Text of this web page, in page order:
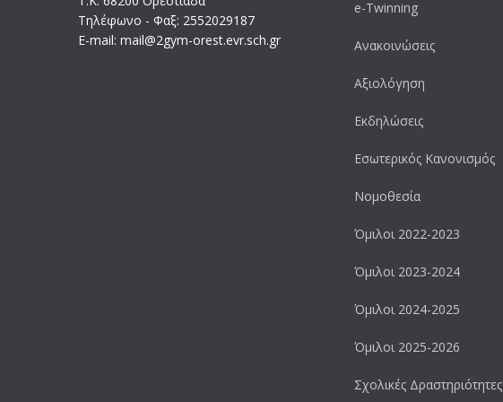
Τηλέφωνο - Φαξ: 2552029187
Ε-mail: mail@2gym-orest.evr.sch.gr
e-Twinning
Ανακοινώσεις
Αξιολόγηση
Εκδηλώσεις
Εσωτερικός Κανονισμός
Νομοθεσία
Όμιλοι 2022-2023
Όμιλοι 2023-2024
Όμιλοι 2024-2025
Όμιλοι 2025-2026
Σχολικές Δραστηριότητες